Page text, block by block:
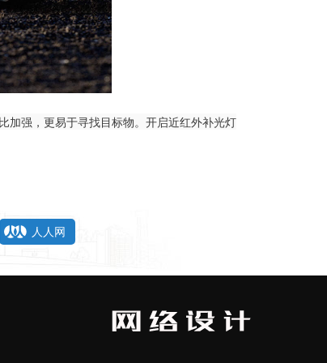
加强，更易于寻找目标物。开启近红外补光灯
人人网